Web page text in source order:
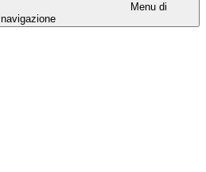
Menu di
navigazione